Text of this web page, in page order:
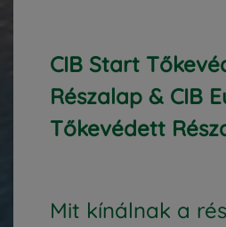
CIB Start
Részalap & CIB
Tőkevédett
Mit kínálnak a